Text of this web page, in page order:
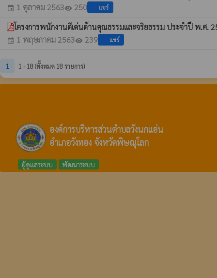
event 1 ตุลาคม 2563visibility 250 แชร์
โครงการพนักงานดีเด่นด้านคุณธรรมและจริยธรรม ประจำปี พ.ศ.
event 1 พฤษภาคม 2563visibility 239 แชร์
1 1 - 18 (ทั้งหมด 18 รายการ)
องค์การบริหารส่วนตำบลวังนกแอ่น
อำเภอวังทอง จังหวัดพิษณุโลก
ผู้ดูแลระบบ พัฒนาระบบ